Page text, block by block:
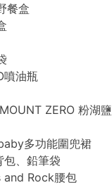
餐盒
噴油瓶
ZERO 粉湖鹽
多功能圍兜裙
包、鉛筆袋
and Rock腰包